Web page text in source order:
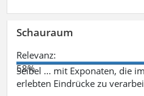
Schauraum
Relevanz:
58%
Seibel ... mit Exponaten, die
erlebten Eindrücke zu